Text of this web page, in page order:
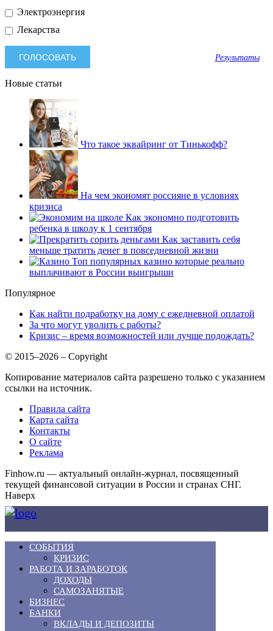
Электроэнергия
Лекарства
Результаты
Новые статьи
Что такое эквайринг от Тинькофф?
На чем экономят россияне в условиях
кризиса
Как экономно подготовить
ребенка в школу к 1 сентября
Как заставить себя
меньше тратить денег в повседневной жизни
Топ популярных казино которые реально
выплачивают в России выигрыши
Популярное
Как найти подработку на дому с ежедневной оплатой
За что могут уволить с работы?
Кризис – время возможностей или лучше подождать?
© 2015–2026 – Copyright
Копирование материалов сайта разрешено только с указанием
ссылки на источник.
Правила сайта
Карта сайта
Контакты
О сайте
Реклама
Finhow.ru — актуальный онлайн-журнал, посвященный
текущей финансовой ситуации в России и странах СНГ.
Наверх
СОБЫТИЯ
КРИЗИС
РАБОТА И ЗАРАБОТОК
ДОХОДЫ
САМОЗАНЯТЫЕ
БИЗНЕС
БАНКИ
ВКЛАДЫ И ДЕПОЗИТЫ